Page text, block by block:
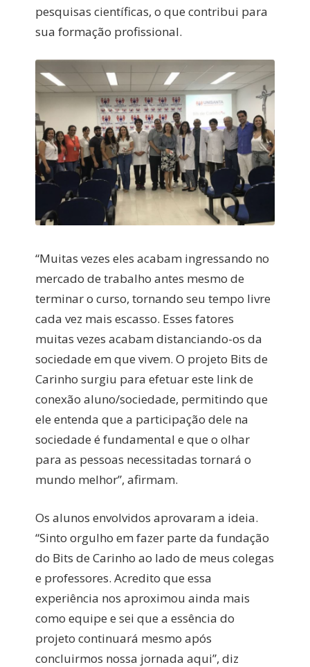
pesquisas científicas, o que contribui para
sua formação profissional.
“Muitas vezes eles acabam ingressando no
mercado de trabalho antes mesmo de
terminar o curso, tornando seu tempo livre
cada vez mais escasso. Esses fatores
muitas vezes acabam distanciando-os da
sociedade em que vivem. O projeto Bits de
Carinho surgiu para efetuar este link de
conexão aluno/sociedade, permitindo que
ele entenda que a participação dele na
sociedade é fundamental e que o olhar
para as pessoas necessitadas tornará o
mundo melhor”, afirmam.
Os alunos envolvidos aprovaram a ideia.
“Sinto orgulho em fazer parte da fundação
do Bits de Carinho ao lado de meus colegas
e professores. Acredito que essa
experiência nos aproximou ainda mais
como equipe e sei que a essência do
projeto continuará mesmo após
concluirmos nossa jornada aqui”, diz